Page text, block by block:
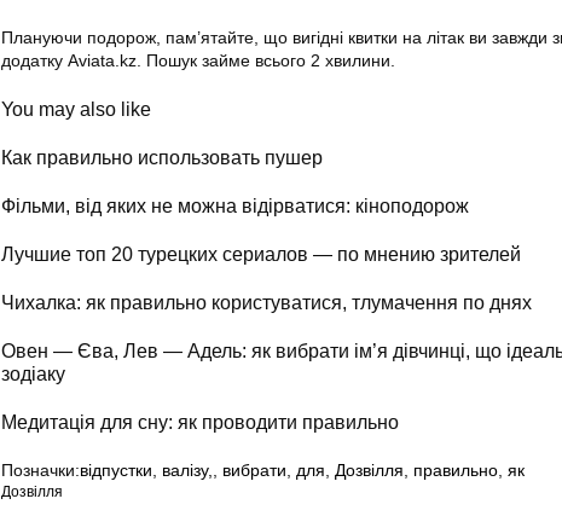
Плануючи подорож, пам’ятайте, що вигідні квитки на літак ви завжди
додатку Aviata.kz. Пошук займе всього 2 хвилини.
You may also like
Как правильно использовать пушер
Фільми, від яких не можна відірватися: кіноподорож
Лучшие топ 20 турецких сериалов — по мнению зрителей
Чихалка: як правильно користуватися, тлумачення по днях
Овен — Єва, Лев — Адель: як вибрати ім’я дівчинці, що
зодіаку
Медитація для сну: як проводити правильно
Позначки:відпустки валізу, вибрати для Дозвілля правильно як
Дозвілля